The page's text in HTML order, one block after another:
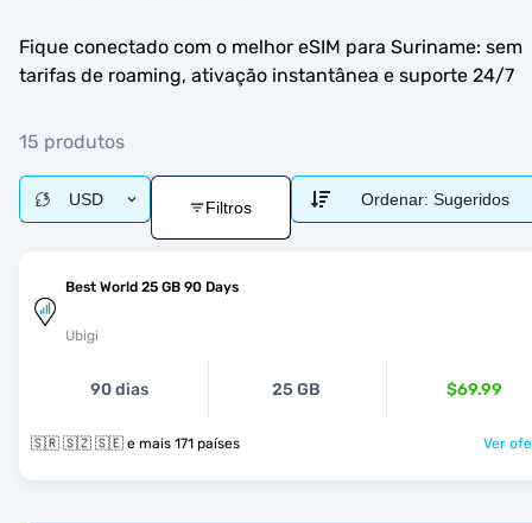
Fique conectado com o melhor eSIM para Suriname: sem
tarifas de roaming, ativação instantânea e suporte 24/7
15 produtos
USD Filtros Ordenar: Sugeridos
Best World 25 GB 90 Days
Ubigi
90 dias 25 GB $69.99
🇸🇷 🇸🇿 🇸🇪 e mais 171 países Ver